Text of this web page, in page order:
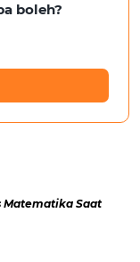
boleh?
Matematika Saat